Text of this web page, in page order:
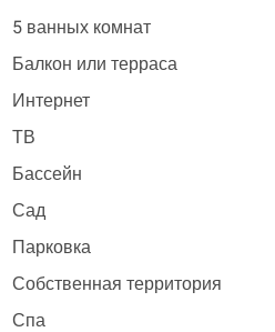
5 ванных комнат
Балкон или терраса
Интернет
ТВ
Бассейн
Сад
Парковка
Собственная территория
Спа